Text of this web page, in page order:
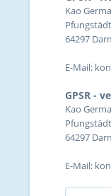
Kao
64297
E-Mail:
GPSR -
Kao
64297
E-Mail: